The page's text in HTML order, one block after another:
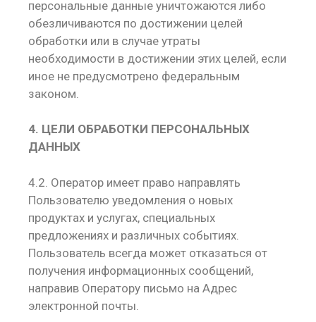
персональные данные уничтожаются либо
обезличиваются по достижении целей
обработки или в случае утраты
необходимости в достижении этих целей, если
иное не предусмотрено федеральным
законом.
4. ЦЕЛИ ОБРАБОТКИ ПЕРСОНАЛЬНЫХ
ДАННЫХ
4.2. Оператор имеет право направлять
Пользователю уведомления о новых
продуктах и услугах, специальных
предложениях и различных событиях.
Пользователь всегда может отказаться от
получения информационных сообщений,
направив Оператору письмо на Адрес
электронной почты.